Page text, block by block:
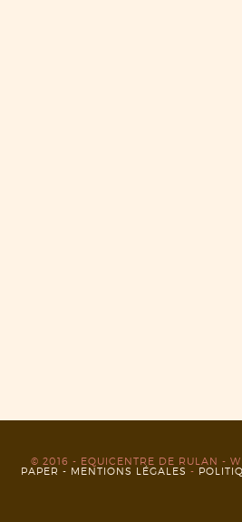
© 2016 - EQUICENTRE DE RULAN -
PAPER - MENTIONS LÉGALES -